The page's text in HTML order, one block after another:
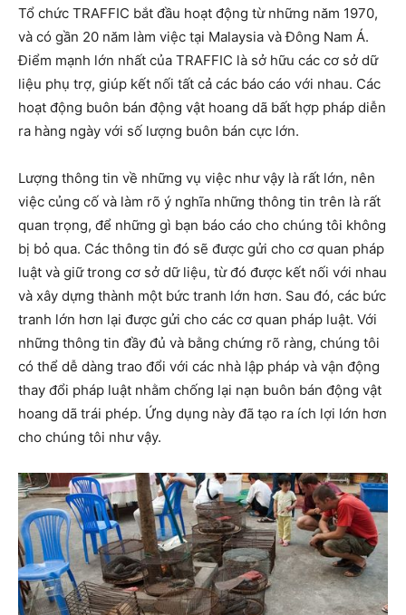
Tổ chức TRAFFIC bắt đầu hoạt động từ những năm 1970,
và có gần 20 năm làm việc tại Malaysia và Đông Nam Á.
Điểm mạnh lớn nhất của TRAFFIC là sở hữu các cơ sở dữ
liệu phụ trợ, giúp kết nối tất cả các báo cáo với nhau. Các
hoạt động buôn bán động vật hoang dã bất hợp pháp diễn
ra hàng ngày với số lượng buôn bán cực lớn.
Lượng thông tin về những vụ việc như vậy là rất lớn, nên
việc củng cố và làm rõ ý nghĩa những thông tin trên là rất
quan trọng, để những gì bạn báo cáo cho chúng tôi không
bị bỏ qua. Các thông tin đó sẽ được gửi cho cơ quan pháp
luật và giữ trong cơ sở dữ liệu, từ đó được kết nối với nhau
và xây dựng thành một bức tranh lớn hơn. Sau đó, các bức
tranh lớn hơn lại được gửi cho các cơ quan pháp luật. Với
những thông tin đầy đủ và bằng chứng rõ ràng, chúng tôi
có thể dễ dàng trao đổi với các nhà lập pháp và vận động
thay đổi pháp luật nhằm chống lại nạn buôn bán động vật
hoang dã trái phép. Ứng dụng này đã tạo ra ích lợi lớn hơn
cho chúng tôi như vậy.